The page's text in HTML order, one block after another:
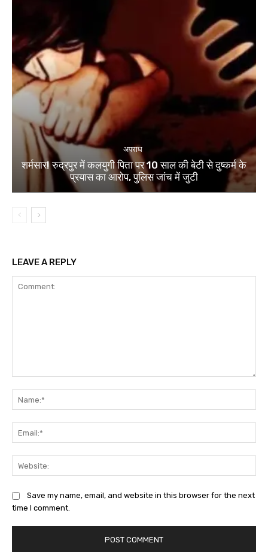
अपराध
शर्मसार! रुद्रपुर में कलयुगी पिता पर 10 साल की बेटी से दुष्कर्म के
प्रयास का आरोप, पुलिस जांच में जुटी
LEAVE A REPLY
Save my name, email, and website in this browser for the next
time I comment.